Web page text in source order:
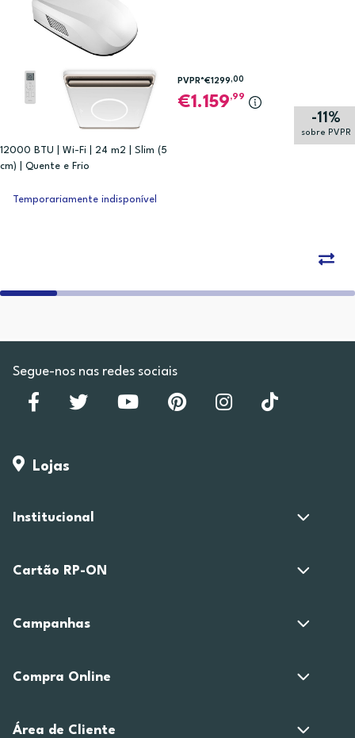
12000 BTU | Wi-Fi | 24 m2 | Slim (5
cm) | Quente e Frio
-11%
sobre PVPR
PVPR*€1299,00
1.159,99
Temporariamente indisponível
Segue-nos nas redes sociais
Lojas
Institucional
Cartão RP-ON
Campanhas
Compra Online
Área de Cliente